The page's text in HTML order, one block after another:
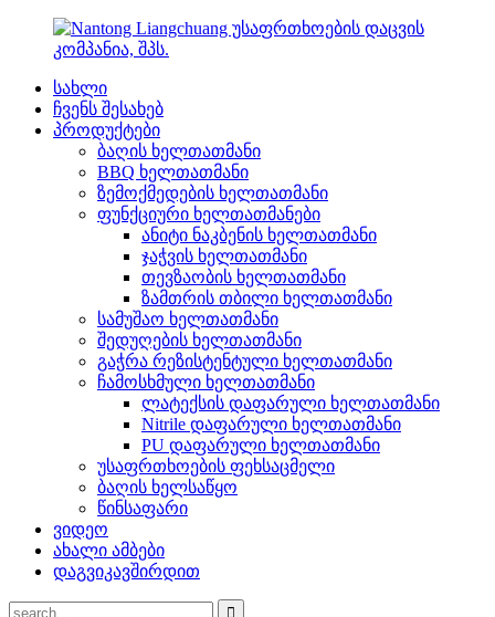
სახლი
ჩვენს შესახებ
პროდუქტები
ბაღის ხელთათმანი
BBQ ხელთათმანი
ზემოქმედების ხელთათმანი
ფუნქციური ხელთათმანები
ანიტი ნაკბენის ხელთათმანი
ჯაჭვის ხელთათმანი
თევზაობის ხელთათმანი
ზამთრის თბილი ხელთათმანი
სამუშაო ხელთათმანი
შედუღების ხელთათმანი
გაჭრა რეზისტენტული ხელთათმანი
ჩამოსხმული ხელთათმანი
ლატექსის დაფარული ხელთათმანი
Nitrile დაფარული ხელთათმანი
PU დაფარული ხელთათმანი
უსაფრთხოების ფეხსაცმელი
ბაღის ხელსაწყო
წინსაფარი
ვიდეო
ახალი ამბები
დაგვიკავშირდით